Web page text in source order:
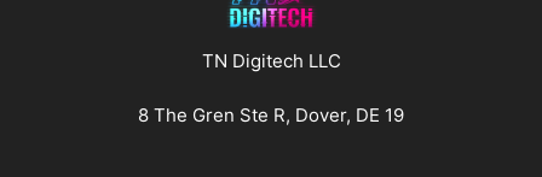
TN Digitech LLC
8 The Gren Ste R, Dover, DE 19